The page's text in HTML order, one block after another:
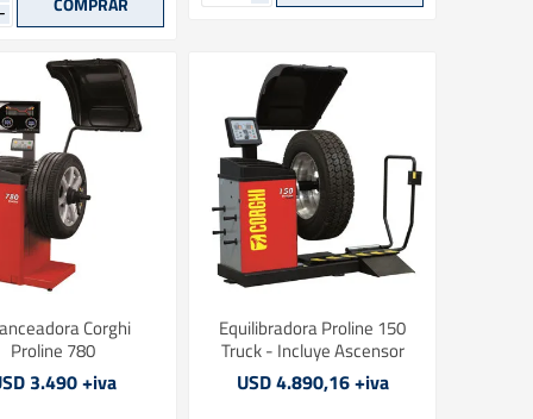
Corghi
Proline 780
3.490 +iva
Equilibradora Proline 150
Truck - Incluye Ascensor
USD 4.890,16 +iva